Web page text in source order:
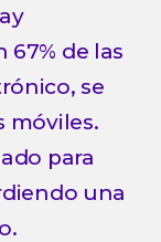
de las
se
móviles.
para
una